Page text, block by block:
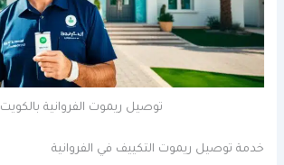
توصيل ريموت الفروانية بالكويت
خدمة توصيل ريموت التكييف في الفروانية